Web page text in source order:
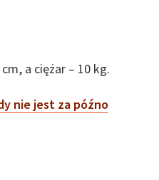
a ciężar – 10 kg.
nie jest za późno